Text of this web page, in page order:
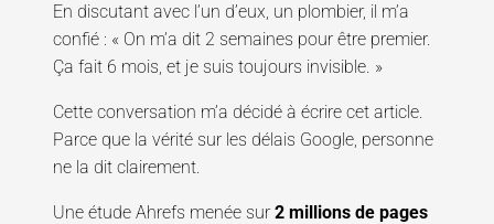
En discutant avec l’un d’eux, un plombier, il m’a
confié : « On m’a dit 2 semaines pour être premier.
Ça fait 6 mois, et je suis toujours invisible. »
Cette conversation m’a décidé à écrire cet article.
Parce que la vérité sur les délais Google, personne
ne la dit clairement.
Une étude Ahrefs menée sur 2 millions de pages